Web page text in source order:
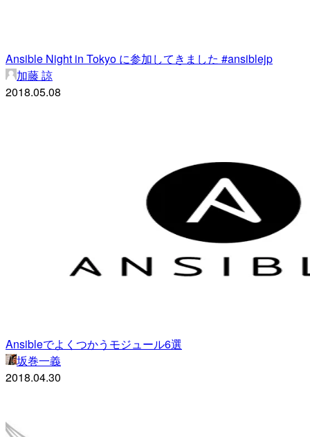
Ansible Night in Tokyo に参加してきました #ansiblejp
加藤 諒
2018.05.08
Ansibleでよくつかうモジュール6選
坂巻一義
2018.04.30